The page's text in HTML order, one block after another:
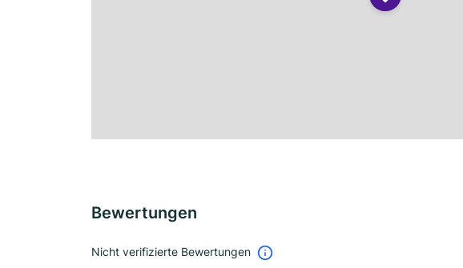
Bewertungen
Nicht verifizierte Bewertungen